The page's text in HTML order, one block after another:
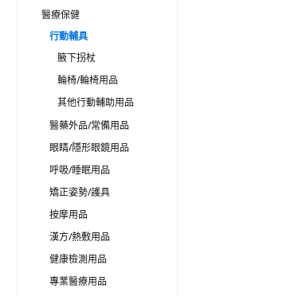
醫療保健
行動輔具
腋下拐杖
輪椅/輪椅用品
其他行動輔助用品
醫藥外品/常備用品
眼睛/隱形眼鏡用品
呼吸/睡眠用品
矯正姿勢/護具
按摩用品
漢方/熱敷用品
健康檢測用品
專業醫療用品